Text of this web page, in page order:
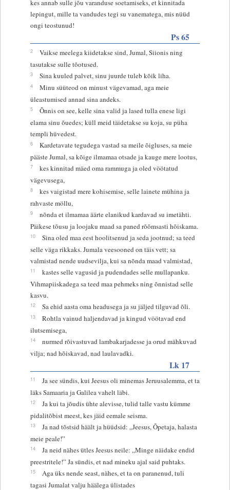
kes annab sulle jõu varanduse soetamiseks, et kinnitada
lepingut, mille ta vandudes tegi su vanematega, mis nüüd
ongi teostunud!
Ps 65
2
Vaikse meelega kiidetakse sind, Jumal, Siionis ning
tasutakse sulle tõotused.
3 Sina kuuled palvet, sinu juurde tuleb kõik liha.
4
Minu süüteod on minust vägevamad, aga meie
üleastumised annad sina andeks.
5
Õnnis on see, kelle sina valid ja lased tulla enese ligi
elama sinu õuedes; küll meid täidetakse su koja, su püha
templi hüvedest.
6
Kardetavate tegudega vastad sa meile õigluses, sa meie
pääste Jumal, sa kõige ilmamaa otsade ja kauge mere lootus,
7
kes kinnitad mäed oma rammuga ja oled vöötatud
vägevusega,
8
kes vaigistad mere kohisemise, selle lainete mühina ja
rahvaste möllu,
9
nõnda et ilmamaa äärte elanikud kardavad su imetähti.
Päikese tõusu ja loojaku maad sa paned rõõmsasti hõiskama.
10
Sina oled maa eest hoolitsenud ja seda jootnud; sa teed
selle väga rikkaks. Jumala veesooned on täis vett; sa
valmistad nende uudsevilja, kui sa nõnda maad valmistad,
11
kastes selle vagusid ja pudendades selle mullapanku.
Vihmapiiskadega sa teed maa pehmeks ning õnnistad selle
kasvu.
12 Sa ehid aasta oma headusega ja su jäljed tilguvad õli.
13
Rohtla vainud haljendavad ja kingud vöötavad end
ilutsemisega,
14
nurmed rõivastuvad lambakarjadesse ja orud mähkuvad
vilja; nad hõiskavad, nad laulavadki.
Lk 17
11
Ja see sündis, kui Jeesus oli minemas Jeruusalemma, et ta
läks Samaaria ja Galilea vahelt läbi.
12
Ja kui ta jõudis ühte alevisse, tulid talle vastu kümme
pidalitõbist meest, kes jäid eemale seisma.
13
Ja nad tõstsid häält ja hüüdsid: „Jeesus, Õpetaja, halasta
meie peale!”
14
Ja neid nähes ütles Jeesus neile: „Minge näidake endid
preestritele!” Ja sündis, et nad mineku ajal said puhtaks.
15
Aga üks nende seast, nähes, et ta on paranenud, tuli
tagasi Jumalat valju häälega ülistades